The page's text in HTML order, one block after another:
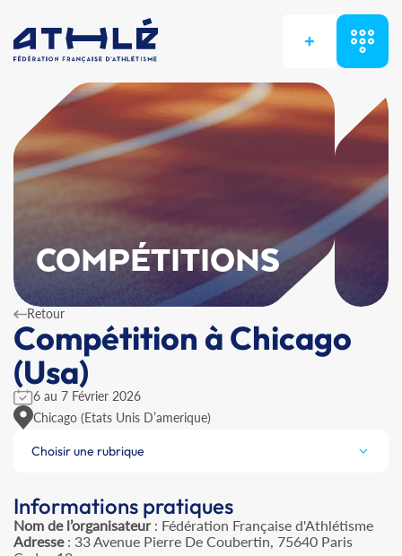
+
COMPÉTITIONS
Retour
Compétition à Chicago
(Usa)
6 au 7 Février 2026
Chicago (Etats Unis D’amerique)
Choisir une rubrique
Informations pratiques
Nom de l’organisateur: Fédération Française d'Athlétisme
Adresse: 33 Avenue Pierre De Coubertin, 75640 Paris